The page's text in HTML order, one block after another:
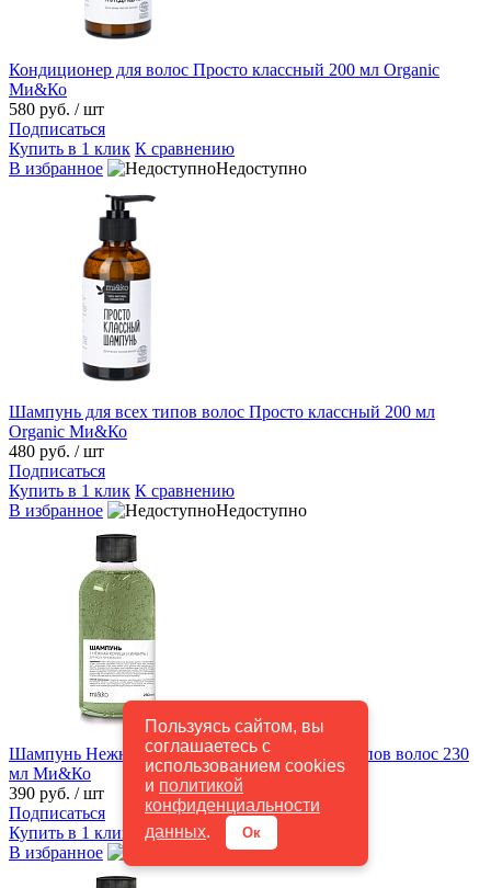
Пользуясь сайтом, вы
соглашаетесь с
использованием cookies
и политикой
конфиденциальности
данных. Ок
Кондиционер для волос Просто классный 200 мл Organic
Ми&Ко
580 руб. / шт
Подписаться
Купить в 1 клик К сравнению
В избранное
Недоступно
Шампунь для всех типов волос Просто классный 200 мл
Organic Ми&Ко
480 руб. / шт
Подписаться
Купить в 1 клик К сравнению
В избранное
Недоступно
Шампунь Нежная корица и имбирь для всех типов волос 230
мл Ми&Ко
390 руб. / шт
Подписаться
Купить в 1 клик
К сравнению
В избранное
Недоступно